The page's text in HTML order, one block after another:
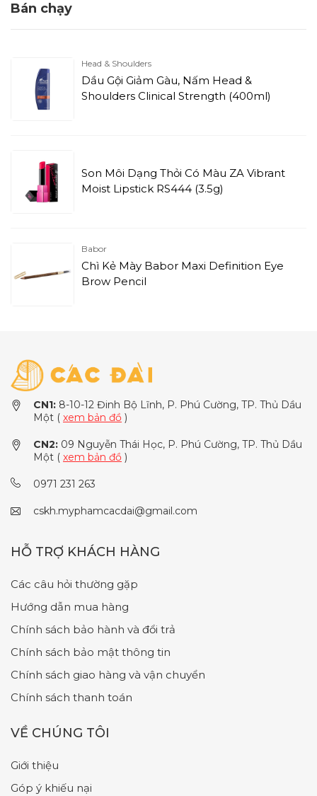
Bán chạy
Head & Shoulders
Dầu Gội Giảm Gàu, Nấm Head &
Shoulders Clinical Strength (400ml)
Son Môi Dạng Thỏi Có Màu ZA Vibrant
Moist Lipstick RS444 (3.5g)
Babor
Chì Kẻ Mày Babor Maxi Definition Eye
Brow Pencil
CN1: 8-10-12 Đinh Bộ Lĩnh, P. Phú Cường, TP. Thủ Dầu
Một ( xem bản đồ )
CN2: 09 Nguyễn Thái Học, P. Phú Cường, TP. Thủ Dầu
Một ( xem bản đồ )
0971 231 263
cskh.myphamcacdai@gmail.com
HỖ TRỢ KHÁCH HÀNG
Các câu hỏi thường gặp
Hướng dẫn mua hàng
Chính sách bảo hành và đổi trả
Chính sách bảo mật thông tin
Chính sách giao hàng và vận chuyển
Chính sách thanh toán
VỀ CHÚNG TÔI
Giới thiệu
Góp ý khiếu nại